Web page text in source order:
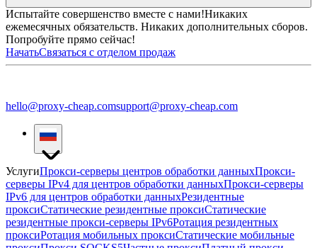
Испытайте совершенство вместе с нами!Никаких
ежемесячных обязательств. Никаких дополнительных сборов.
Попробуйте прямо сейчас!
НачатьСвязаться с отделом продаж
hello@proxy-cheap.comsupport@proxy-cheap.com
УслугиПрокси-серверы центров обработки данныхПрокси-
серверы IPv4 для центров обработки данныхПрокси-серверы
IPv6 для центров обработки данныхРезидентные
проксиСтатические резидентные проксиСтатические
резидентные прокси-серверы IPv6Ротация резидентных
проксиРотация мобильных проксиСтатические мобильные